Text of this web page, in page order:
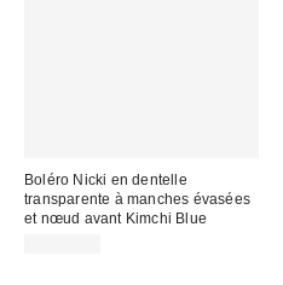
Boléro Nicki en dentelle
transparente à manches évasées
et nœud avant Kimchi Blue